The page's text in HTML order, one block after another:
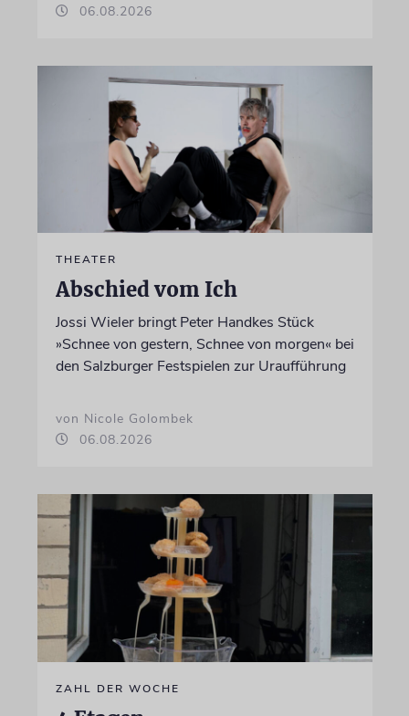
06.08.2026
THEATER
Abschied vom Ich
Jossi Wieler bringt Peter Handkes Stück
»Schnee von gestern, Schnee von morgen« bei
den Salzburger Festspielen zur Uraufführung
von Nicole Golombek
06.08.2026
ZAHL DER WOCHE